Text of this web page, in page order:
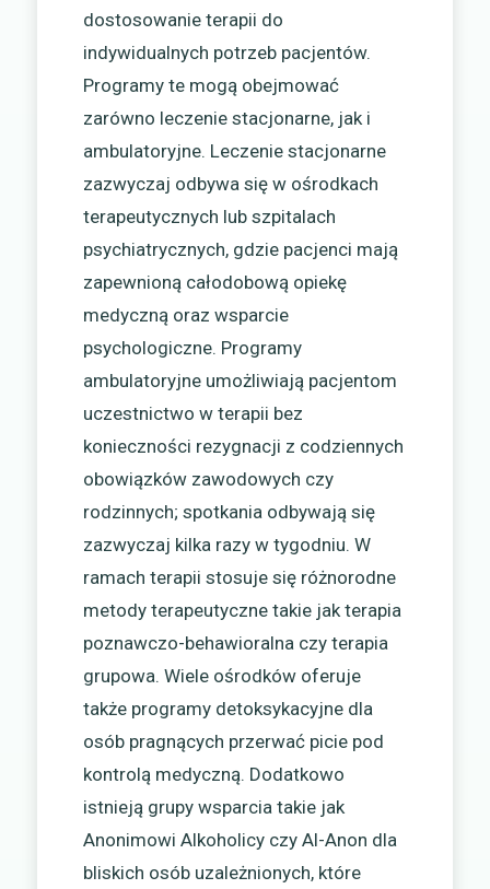
dostosowanie terapii do
indywidualnych potrzeb pacjentów.
Programy te mogą obejmować
zarówno leczenie stacjonarne, jak i
ambulatoryjne. Leczenie stacjonarne
zazwyczaj odbywa się w ośrodkach
terapeutycznych lub szpitalach
psychiatrycznych, gdzie pacjenci mają
zapewnioną całodobową opiekę
medyczną oraz wsparcie
psychologiczne. Programy
ambulatoryjne umożliwiają pacjentom
uczestnictwo w terapii bez
konieczności rezygnacji z codziennych
obowiązków zawodowych czy
rodzinnych; spotkania odbywają się
zazwyczaj kilka razy w tygodniu. W
ramach terapii stosuje się różnorodne
metody terapeutyczne takie jak terapia
poznawczo-behawioralna czy terapia
grupowa. Wiele ośrodków oferuje
także programy detoksykacyjne dla
osób pragnących przerwać picie pod
kontrolą medyczną. Dodatkowo
istnieją grupy wsparcia takie jak
Anonimowi Alkoholicy czy Al-Anon dla
bliskich osób uzależnionych, które